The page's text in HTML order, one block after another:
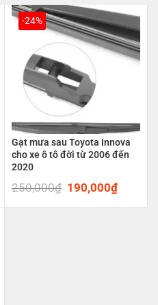
-24%
Gạt mưa sau Toyota Innova
cho xe ô tô đời từ 2006 đến
2020
250,000₫ Original
was:
190,000₫Current
is: